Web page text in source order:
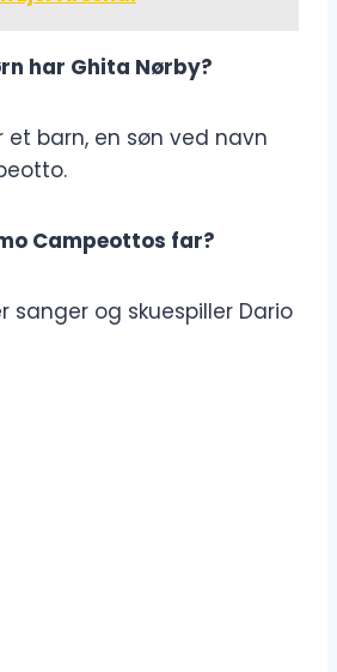
har Ghita Nørby?
et barn, en søn ved navn
Campeottos far?
sanger og skuespiller Dario